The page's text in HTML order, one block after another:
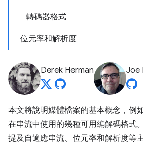
轉碼器格式
位元率和解析度
Derek Herman Joe
本文將說明媒體檔案的基本概念，例
在串流中使用的幾種可用編解碼格式
提及自適應串流、位元率和解析度等